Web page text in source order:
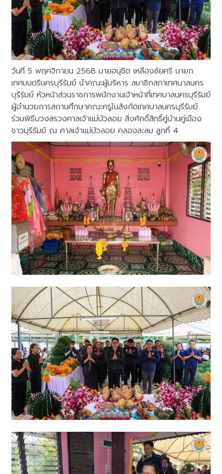
วันที่ 5 พฤศจิกายน 2568 นายอนุชิต เหลืองชัยศรี นายก
เทศมนตรีนครบุรีรัมย์ นำคณะผู้บริหาร สมาชิกสภาเทศบาลนคร
บุรีรัมย์ หัวหน้าส่วนราชการพนักงานเจ้าหน้าที่เทศบาลนครบุรีรัมย์
ผู้อำนวยการสถานศึกษาคณะครูในสังกัดเทศบาลนครบุรีรัมย์
ร่วมพิธีบวงสรวงศาลเจ้าแม่บัวลอย สิ่งศักดิ์สิทธิ์คู่บ้านคู่เมือง
ชาวบุรีรัมย์ ณ ศาลเจ้าแม่บัวลอย คลองละลม ลูกที่ 4